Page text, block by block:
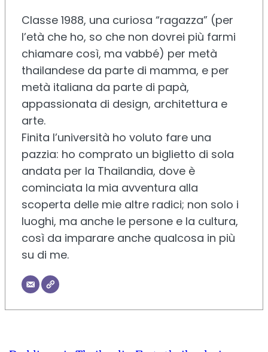
Classe 1988, una curiosa “ragazza” (per
l’età che ho, so che non dovrei più farmi
chiamare così, ma vabbé) per metà
thailandese da parte di mamma, e per
metà italiana da parte di papà,
appassionata di design, architettura e
arte.
Finita l’università ho voluto fare una
pazzia: ho comprato un biglietto di sola
andata per la Thailandia, dove è
cominciata la mia avventura alla
scoperta delle mie altre radici; non solo i
luoghi, ma anche le persone e la cultura,
così da imparare anche qualcosa in più
su di me.